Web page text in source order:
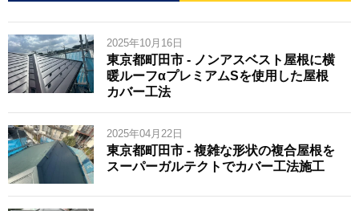
2025年10月16日
東京都町田市 - ノンアスベスト屋根に横
暖ルーフαプレミアムSを使用した屋根
カバー工法
2025年04月22日
東京都町田市 - 複雑な形状の複合屋根を
スーパーガルテクトでカバー工法施工